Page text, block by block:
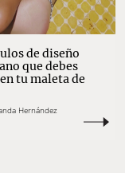
de diseño
que debes
tu maleta de
Hernández